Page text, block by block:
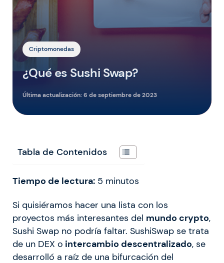
Criptomonedas
¿Qué es Sushi Swap?
Última actualización:6 de septiembre de 2023
Tabla de Contenidos
Tiempo de lectura: 5 minutos
Si quisiéramos hacer una lista con los
proyectos más interesantes del mundo crypto,
Sushi Swap no podría faltar. SushiSwap se trata
de un DEX o intercambio descentralizado, se
desarrolló a raíz de una bifurcación del